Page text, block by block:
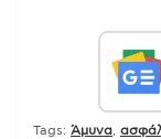
Tags: Άμυνα